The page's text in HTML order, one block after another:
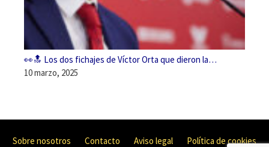
👀🔝 Los dos fichajes de Víctor Orta que dieron la…
10 marzo, 2025
Sobre nosotros Contacto Aviso legal Política de cookies